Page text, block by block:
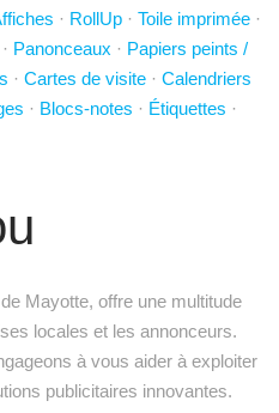
· RollUp · Toile imprimée ·
· Panonceaux · Papiers peints /
· Cartes de visite · Calendriers
· Blocs-notes · Étiquettes ·
Mayotte, offre une multitude
locales et les annonceurs.
à vous aider à exploiter
publicitaires innovantes.